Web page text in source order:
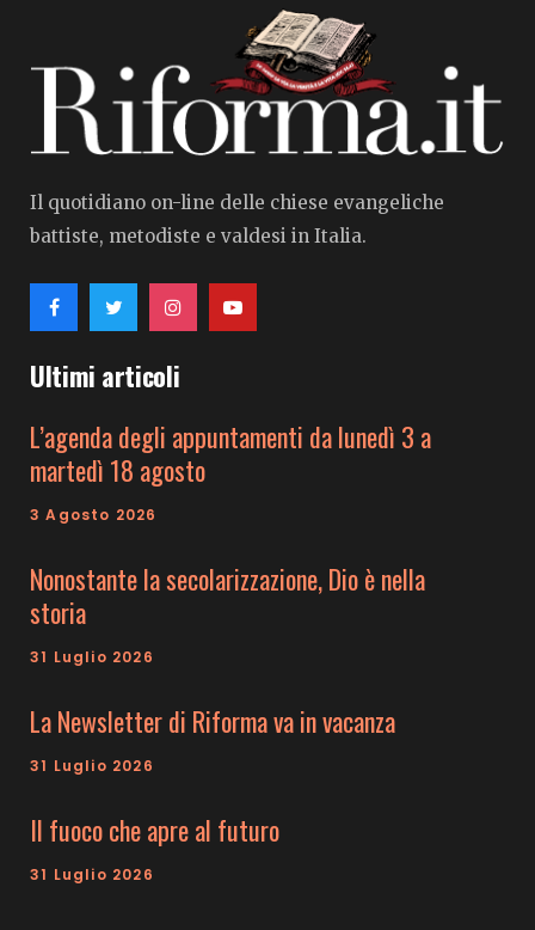
Il quotidiano on-line delle chiese evangeliche
battiste, metodiste e valdesi in Italia.
Ultimi articoli
L’agenda degli appuntamenti da lunedì 3 a
martedì 18 agosto
3 Agosto 2026
Nonostante la secolarizzazione, Dio è nella
storia
31 Luglio 2026
La Newsletter di Riforma va in vacanza
31 Luglio 2026
Il fuoco che apre al futuro
31 Luglio 2026